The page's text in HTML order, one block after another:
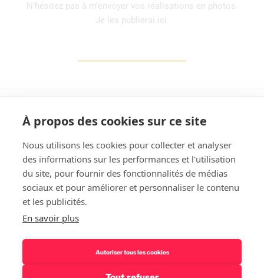
N’hésitez pas à m’envoyer vos réalisations en photos.
Je les publierai ici.
Rechercher
À propos des cookies sur ce site
Nous utilisons les cookies pour collecter et analyser
des informations sur les performances et l'utilisation
du site, pour fournir des fonctionnalités de médias
sociaux et pour améliorer et personnaliser le contenu
et les publicités.
En savoir plus
Autoriser tous les cookies